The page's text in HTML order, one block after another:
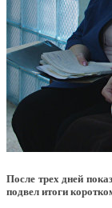
После трех дней
подвел итоги